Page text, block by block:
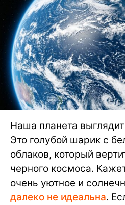
Наша планета
Это голубой шарик с
облаков, который
черного космоса.
очень уютное и
далеко не идеальна.